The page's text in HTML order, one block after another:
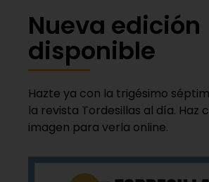
Nueva edición
disponible
Hazte ya con la trigésimo
la revista Tordesillas al día. Haz
imagen para verla online.